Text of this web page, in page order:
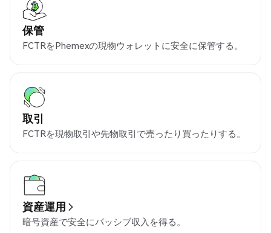
保管
FCTRをPhemexの現物ウォレットに安全に保管する。
取引
FCTRを現物取引や先物取引で売ったり買ったりする。
資産運用
暗号資産で安全にパッシブ収入を得る。